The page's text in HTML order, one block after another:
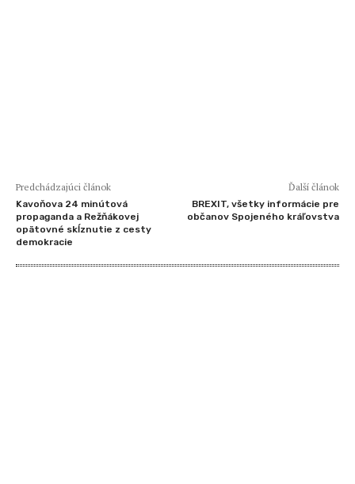
Predchádzajúci článok
Kavoňova 24 minútová
propaganda a Režňákovej
opätovné skĺznutie z cesty
demokracie
Ďalší článok
BREXIT, všetky informácie pre
občanov Spojeného kráľovstva